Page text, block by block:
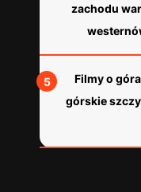
zachodu
Filmy o
górskie